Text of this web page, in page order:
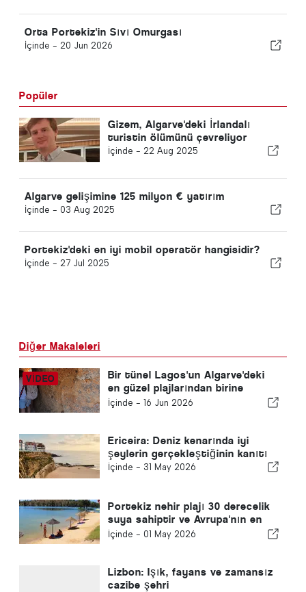
Orta Portekiz'in Sıvı Omurgası
İçinde - 20 Jun 2026
Popüler
Gizem, Algarve'deki İrlandalı
turistin ölümünü çevreliyor
İçinde - 22 Aug 2025
Algarve gelişimine 125 milyon € yatırım
İçinde - 03 Aug 2025
Portekiz'deki en iyi mobil operatör hangisidir?
İçinde - 27 Jul 2025
Diğer Makaleleri
Bir tünel Lagos'un Algarve'deki
en güzel plajlarından birine
gittiğinde
İçinde - 16 Jun 2026
Ericeira: Deniz kenarında iyi
şeylerin gerçekleştiğinin kanıtı
İçinde - 31 May 2026
Portekiz nehir plajı 30 derecelik
suya sahiptir ve Avrupa'nın en
iyisidir
İçinde - 01 May 2026
Lizbon: Işık, fayans ve zamansız
cazibe şehri